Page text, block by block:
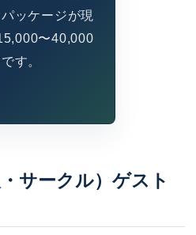
ッケージが現
〜40,000
す。
サークル）ゲスト